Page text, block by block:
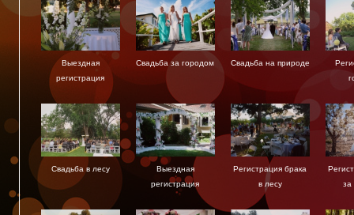
Выездная
регистрация
Свадьба за городом Свадьба на природе
Свадьба в лесу
Выездная
регистрация
Регистрация брака
в лесу
за